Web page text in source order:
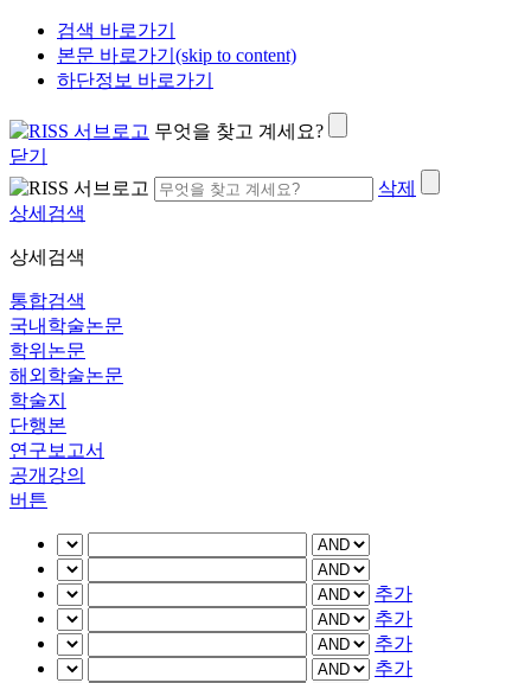
검색 바로가기
본문 바로가기(skip to content)
하단정보 바로가기
무엇을 찾고 계세요?
닫기
삭제
상세검색
상세검색
통합검색
국내학술논문
학위논문
해외학술논문
학술지
단행본
연구보고서
공개강의
버튼
추가
추가
추가
추가